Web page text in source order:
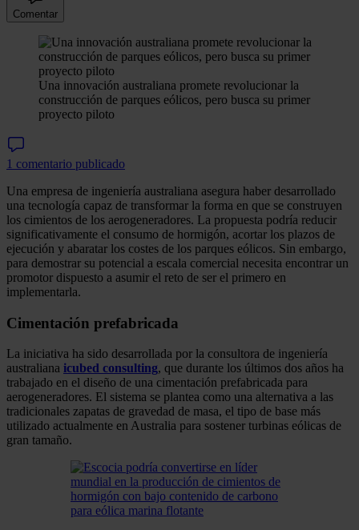
Comentar
Una innovación australiana promete revolucionar la
construcción de parques eólicos, pero busca su primer
proyecto piloto
1 comentario publicado
Una empresa de ingeniería australiana asegura haber desarrollado
una tecnología capaz de transformar la forma en que se construyen
los cimientos de los aerogeneradores. La propuesta podría reducir
significativamente el consumo de hormigón, acortar los plazos de
ejecución y abaratar los costes de los parques eólicos. Sin embargo,
para demostrar su potencial a escala comercial necesita encontrar un
promotor dispuesto a asumir el reto de ser el primero en
implementarla.
Cimentación prefabricada
La iniciativa ha sido desarrollada por la consultora de ingeniería
australiana icubed consulting, que durante los últimos dos años ha
trabajado en el diseño de una cimentación prefabricada para
aerogeneradores. El sistema se plantea como una alternativa a las
tradicionales zapatas de gravedad de masa, el tipo de base más
utilizado actualmente en Australia para sostener turbinas eólicas de
gran tamaño.